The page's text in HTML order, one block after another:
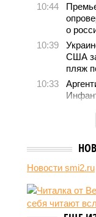
10:44
о
10:39
США
пляж
10:33
10:28
В
10:02
Новости smi2.ru